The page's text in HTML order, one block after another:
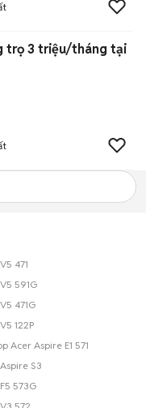
trọ 3 triệu/tháng tại
471
591G
471G
122P
Acer Aspire E1 571
S3
573G